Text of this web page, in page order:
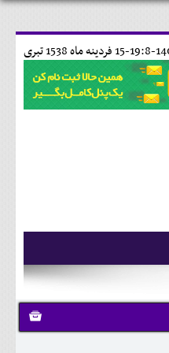
15 فردينه ماه 1538 تبری